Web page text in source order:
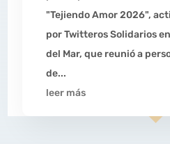
"Tejiendo Amor 2026",
por Twitteros Solidarios
del Mar, que reunió a
de...
leer más